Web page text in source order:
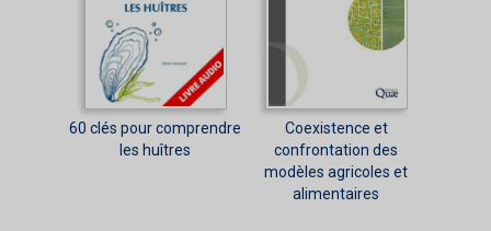
60 clés pour comprendre
les huîtres
Coexistence et
confrontation des
modèles agricoles et
alimentaires